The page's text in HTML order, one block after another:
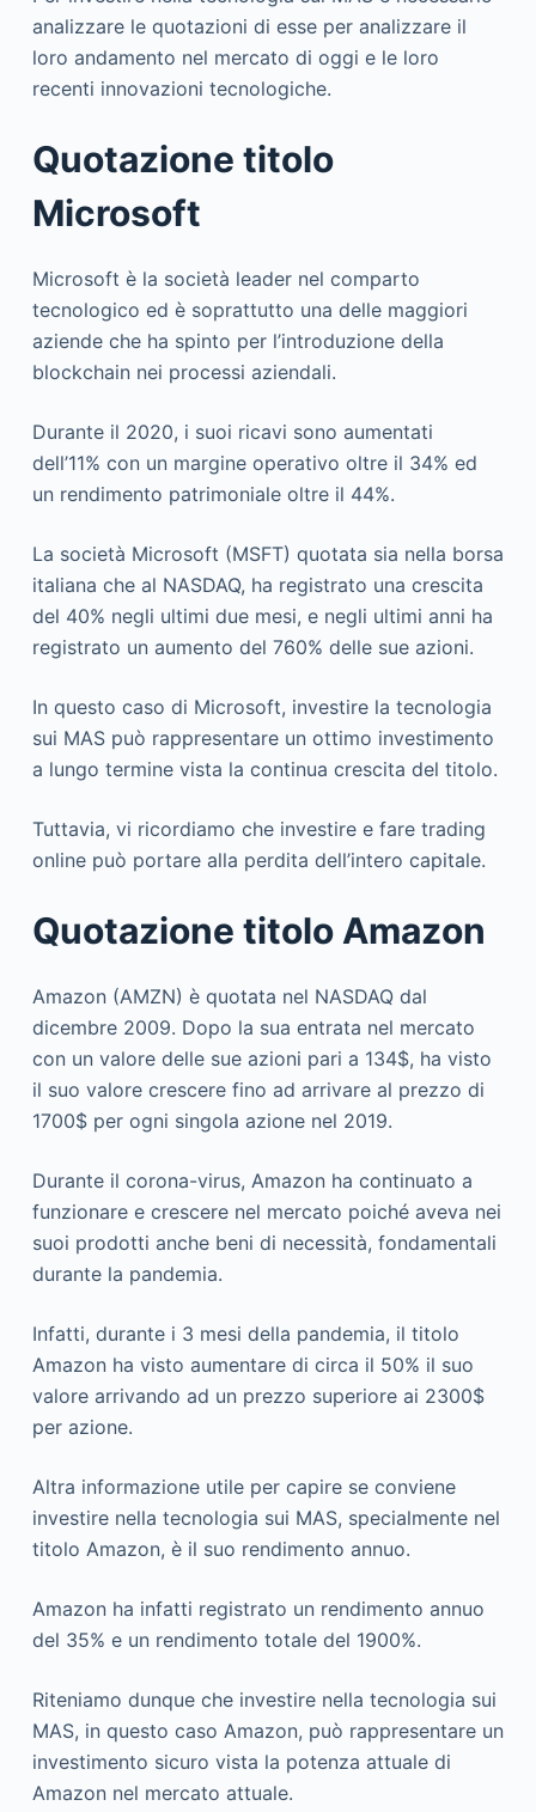
analizzare le quotazioni di esse per analizzare il
loro andamento nel mercato di oggi e le loro
recenti innovazioni tecnologiche.
Quotazione titolo
Microsoft
Microsoft è la società leader nel comparto
tecnologico ed è soprattutto una delle maggiori
aziende che ha spinto per l’introduzione della
blockchain nei processi aziendali.
Durante il 2020, i suoi ricavi sono aumentati
dell’11% con un margine operativo oltre il 34% ed
un rendimento patrimoniale oltre il 44%.
La società Microsoft (MSFT) quotata sia nella borsa
italiana che al NASDAQ, ha registrato una crescita
del 40% negli ultimi due mesi, e negli ultimi anni ha
registrato un aumento del 760% delle sue azioni.
In questo caso di Microsoft, investire la tecnologia
sui MAS può rappresentare un ottimo investimento
a lungo termine vista la continua crescita del titolo.
Tuttavia, vi ricordiamo che investire e fare trading
online può portare alla perdita dell’intero capitale.
Quotazione titolo Amazon
Amazon (AMZN) è quotata nel NASDAQ dal
dicembre 2009. Dopo la sua entrata nel mercato
con un valore delle sue azioni pari a 134$, ha visto
il suo valore crescere fino ad arrivare al prezzo di
1700$ per ogni singola azione nel 2019.
Durante il corona-virus, Amazon ha continuato a
funzionare e crescere nel mercato poiché aveva nei
suoi prodotti anche beni di necessità, fondamentali
durante la pandemia.
Infatti, durante i 3 mesi della pandemia, il titolo
Amazon ha visto aumentare di circa il 50% il suo
valore arrivando ad un prezzo superiore ai 2300$
per azione.
Altra informazione utile per capire se conviene
investire nella tecnologia sui MAS, specialmente nel
titolo Amazon, è il suo rendimento annuo.
Amazon ha infatti registrato un rendimento annuo
del 35% e un rendimento totale del 1900%.
Riteniamo dunque che investire nella tecnologia sui
MAS, in questo caso Amazon, può rappresentare un
investimento sicuro vista la potenza attuale di
Amazon nel mercato attuale.